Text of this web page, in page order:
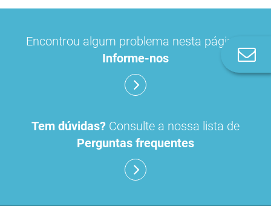
Encontrou algum problema nesta página?
Informe-nos
Tem dúvidas? Consulte a nossa lista de
Perguntas frequentes